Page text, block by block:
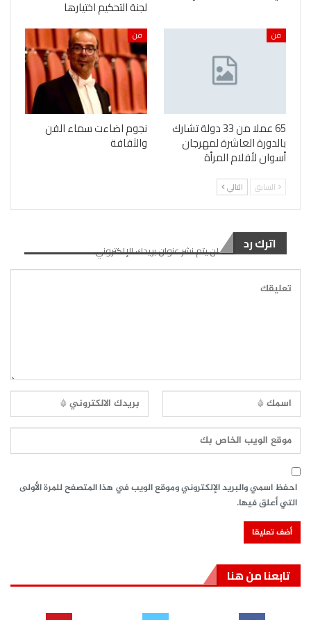
لجنة التحكيم اختيارها
فن
65 عملا من 33 دولة تشارك
بالدورة العاشرة لمهرجان
أسوان لأفلام المرأة
فن
نجوم اضاءت سماء الفن
والثقافة
السابق التالي
اترك رد لن يتم نشر عنوان بريدك الإلكتروني.
احفظ اسمي والبريد الإلكتروني وموقع الويب في هذا المتصفح للمرة الأولى
التي أعلق فيها.
تابعنا من هنا